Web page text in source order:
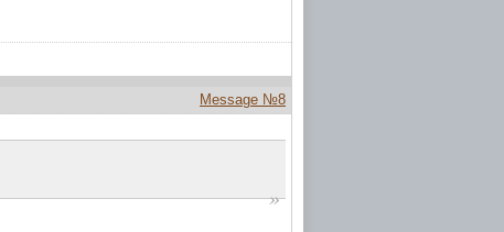
Message №8